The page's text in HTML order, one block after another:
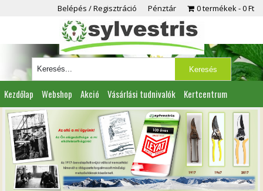
Belépés / Regisztráció Pénztár 0 termékek 0 Ft
Kezdőlap Webshop Akció Vásárlási tudnivalók Kertcentrum
Viszonteladóknak Partnereink Kapcsolat